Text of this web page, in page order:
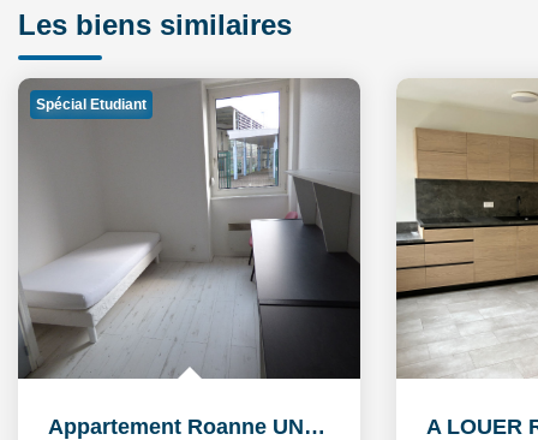
Les biens similaires
Spécial Etudiant
Appartement Roanne UNIVERSITE IUT 1 pièce(s) 14 m2